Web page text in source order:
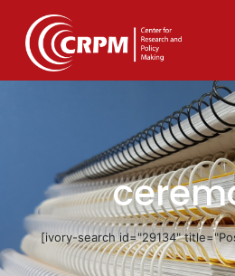
[ivory-search id="29134"